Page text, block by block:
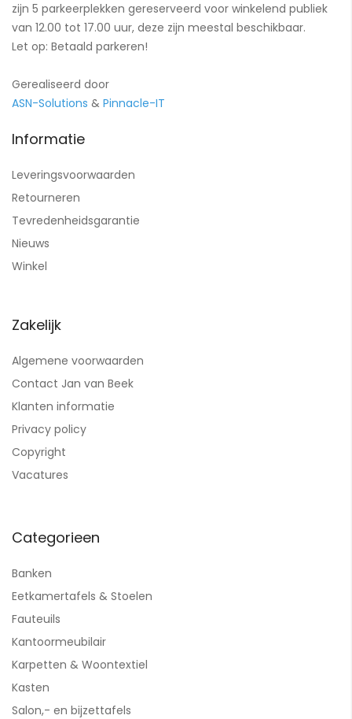
zijn 5 parkeerplekken gereserveerd voor winkelend publiek
van 12.00 tot 17.00 uur, deze zijn meestal beschikbaar.
Let op: Betaald parkeren!
Gerealiseerd door
ASN-Solutions & Pinnacle-IT
Informatie
Leveringsvoorwaarden
Retourneren
Tevredenheidsgarantie
Nieuws
Winkel
Zakelijk
Algemene voorwaarden
Contact Jan van Beek
Klanten informatie
Privacy policy
Copyright
Vacatures
Categorieen
Banken
Eetkamertafels & Stoelen
Fauteuils
Kantoormeubilair
Karpetten & Woontextiel
Kasten
Salon,- en bijzettafels